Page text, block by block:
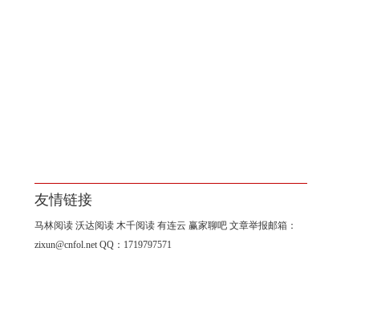
友情链接
马林阅读 沃达阅读 木千阅读 有连云 赢家聊吧 文章举报邮箱：
zixun@cnfol.net QQ：1719797571